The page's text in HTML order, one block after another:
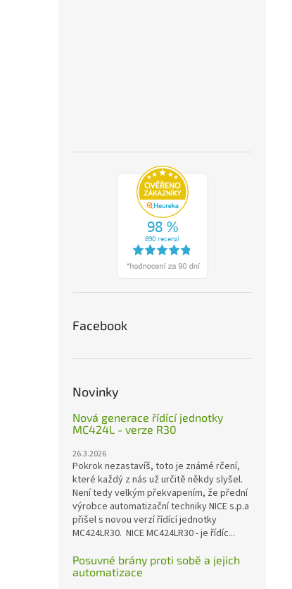
Facebook
Novinky
Nová generace řídící jednotky
MC424L - verze R30
26.3.2026
Pokrok nezastavíš, toto je známé rčení,
které každý z nás už určitě někdy slyšel.
Není tedy velkým překvapením, že přední
výrobce automatizační techniky NICE s.p.a
přišel s novou verzí řídící jednotky
MC424LR30. NICE MC424LR30 - je řídíc...
Posuvné brány proti sobě a jejich
automatizace